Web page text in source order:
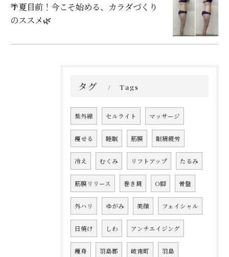
🌴夏目前！今こそ始める、カラダづくり
のススメ🌿
タグ Tags
紫外線 セルライト マッサージ
痩せる 睡眠 筋膜 眼精疲労
冷え むくみ リフトアップ たるみ
筋膜リリース 巻き肩 O脚 骨盤
外ハリ ゆがみ 美顔 フェイシャル
日焼け しわ アンチエイジング
痩身 羽島郡 岐南町 羽島